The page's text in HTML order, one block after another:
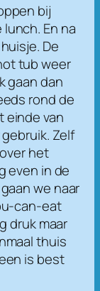
bij
lunch. En na
De
tub weer
gaan dan
rond de
einde van
Zelf
het
even in de
we naar
can-eat
druk maar
thuis
is best